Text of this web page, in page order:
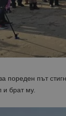
пореден път
и брат му.